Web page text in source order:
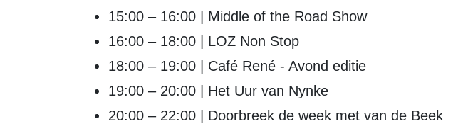
15:00 – 16:00 | Middle of the Road Show
16:00 – 18:00 | LOZ Non Stop
18:00 – 19:00 | Café René - Avond editie
19:00 – 20:00 | Het Uur van Nynke
20:00 – 22:00 | Doorbreek de week met van de Beek